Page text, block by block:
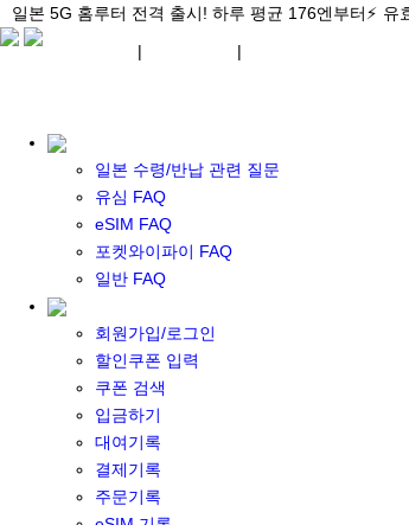
일본 5G 홈루터 전격 출시! 하루 평균 176엔부터⚡ 유
일본 수령/반납 관련 질문
유심 FAQ
eSIM FAQ
포켓와이파이 FAQ
일반 FAQ
회원가입/로그인
할인쿠폰 입력
쿠폰 검색
입금하기
대여기록
결제기록
주문기록
\아이비디오 eSIM🇯🇵/ 일본 3대 현지망 모두 플랜 완
일본 5G 홈루터 전격 출시! 하루 평균 176엔부터⚡ 유
| |
포켓 와이파이 대여
일본 계약 와이파이
eSIM
일본 eSIM
한국 eSIM
대만 eSIM
기타 아시아 eSIM
eSIM 개통 설명서